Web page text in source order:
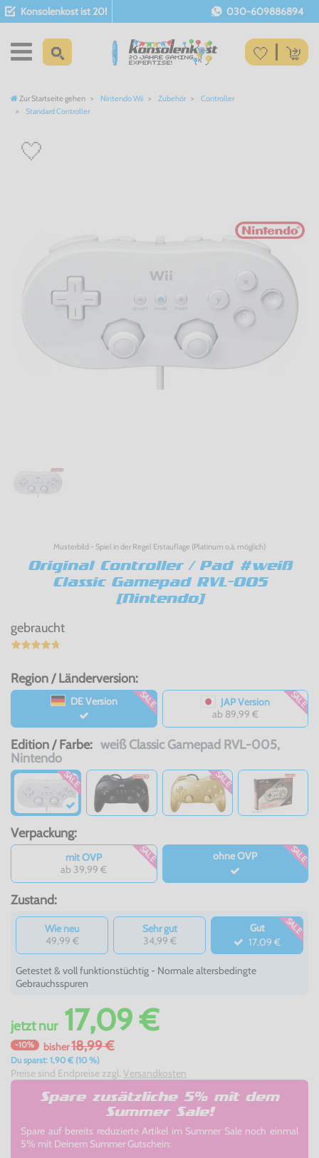
Konsolenkost ist 20! 030-609886894
Zur Startseite gehen Nintendo Wii Zubehör
Controller
Standard Controller
Musterbild - Spiel in der Regel Erstauflage (Platinum o.ä. möglich)
Original Controller / Pad #weiß
Classic Gamepad RVL-005
[Nintendo]
gebraucht
Region / Länderversion:
DE Version SALE
JAP Version
ab 89,99 €
SALE
Edition / Farbe: weiß Classic Gamepad RVL-005,
Nintendo
SALE SALE
Verpackung:
mit OVP
ab 39,99 €
SALE ohne OVP SALE
Zustand:
Wie neu
49,99 €
Sehr gut
34,99 €
Gut
17,09 €
SALE
Getestet & voll funktionstüchtig - Normale altersbedingte
Gebrauchsspuren
jetztnur17,09 €
-10% bisher18,99 €
Du sparst: 1,90 € (10 %)
Preise sind Endpreise zzgl. Versandkosten
Spare zusätzliche 5% mit dem
Summer Sale!
Spare auf bereits reduzierte Artikel im Summer Sale noch einmal
5% mit Deinem Summer Gutschein: